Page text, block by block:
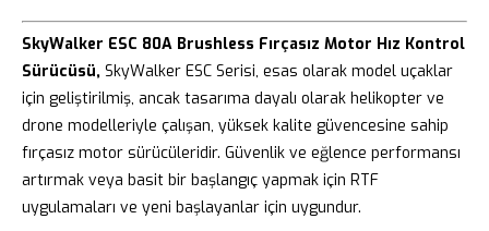
SkyWalker ESC 80A Brushless Fırçasız Motor Hız Kontrol
Sürücüsü, SkyWalker ESC Serisi, esas olarak model uçaklar
için geliştirilmiş, ancak tasarıma dayalı olarak helikopter ve
drone modelleriyle çalışan, yüksek kalite güvencesine sahip
fırçasız motor sürücüleridir. Güvenlik ve eğlence performansı
artırmak veya basit bir başlangıç ​​yapmak için RTF
uygulamaları ve yeni başlayanlar için uygundur.